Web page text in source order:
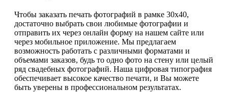
Чтобы заказать печать фотографий в рамке 30х40,
достаточно выбрать свои любимые фотографии и
отправить их через онлайн форму на нашем сайте или
через мобильное приложение. Мы предлагаем
возможность работать с различными форматами и
объемами заказов, будь то одно фото на стену или целый
ряд свадебных фотографий. Наша цифровая типография
обеспечивает высокое качество печати, и Вы можете
быть уверены в профессиональном результатах.